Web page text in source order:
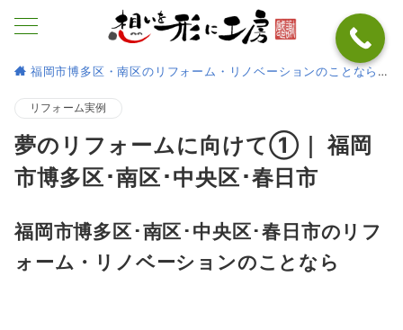
福岡市博多区・南区のリフォーム・リノベーションのことなら
リフォーム実例
夢のリフォームに向けて①｜ 福岡
市博多区･南区･中央区･春日市
福岡市博多区･南区･中央区･春日市のリフ
ォーム・リノベーションのことなら